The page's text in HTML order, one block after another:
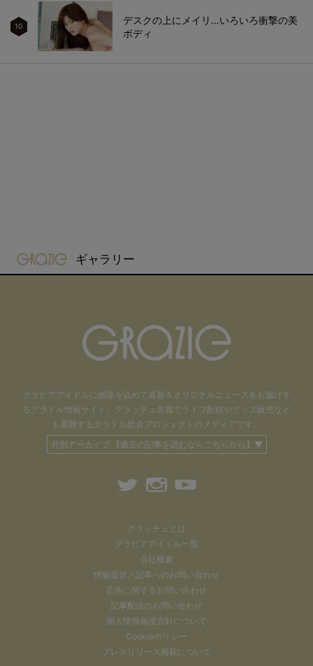
10
デスクの上にメイリ…いろいろ衝撃の美
ボディ
gravure-grazie
ギャラリー
グラビアアイドルに感謝を込めて 最新＆オリジナルニュースをお届けす
るグラドル情報サイト。
グラッチェ名義でライブ配信や グッズ販売など
も 展開するグラドル総合プロジェクトのメディアです。
月別アーカイブ 【過去の記事を読むならこちらから】▼
グラッチェとは
グラビアアイドル一覧
会社概要
情報提供／記事へのお問い合わせ
広告に関するお問い合わせ
記事配信のお問い合わせ
個人情報保護方針について
Cookieポリシー
プレスリリース掲載について